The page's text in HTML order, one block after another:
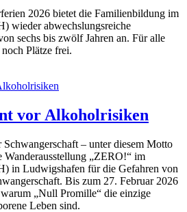
2026 bietet die Familienbildung im
wieder abwechslungsreiche
sechs bis zwölf Jahren an. Für alle
Plätze frei.
vor Alkoholrisiken
– unter diesem Motto
Wanderausstellung „ZERO!“ im
in Ludwigshafen für die Gefahren von
Bis zum 27. Februar 2026
„Null Promille“ die einzige
Leben sind.